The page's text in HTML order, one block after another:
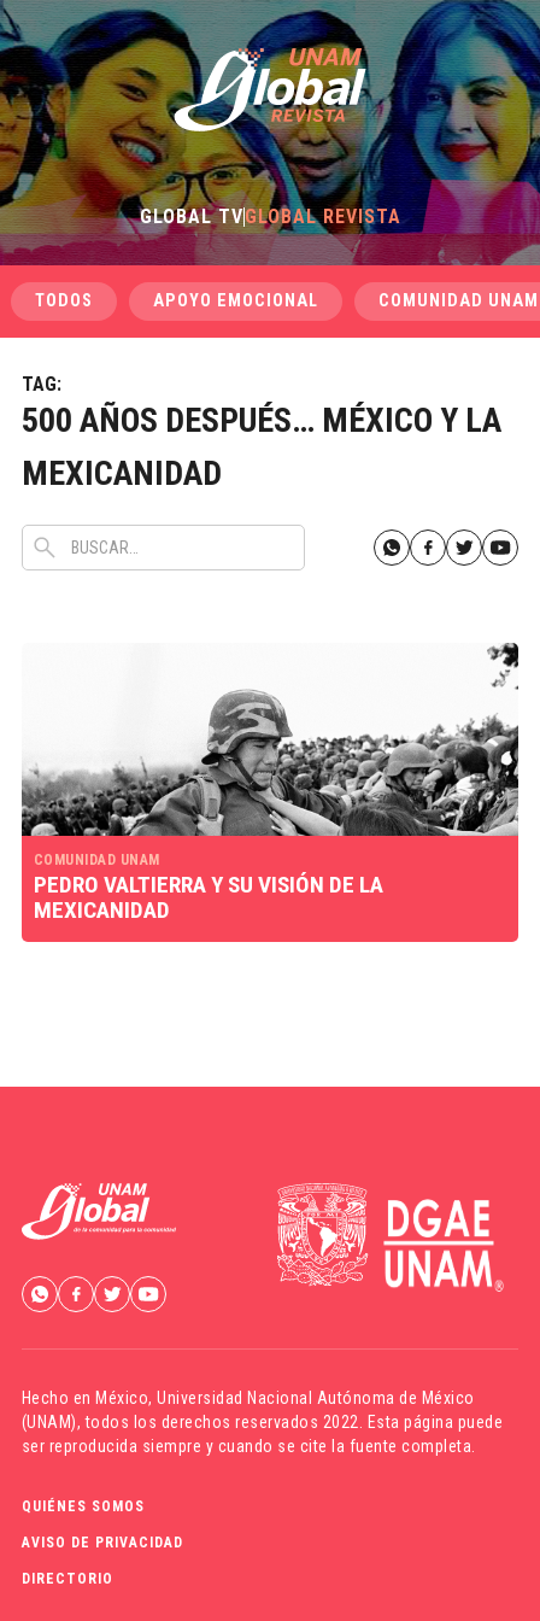
GLOBAL TVGLOBAL REVISTA
TODOS APOYO EMOCIONAL COMUNIDAD UNAM
TAG:
500 AÑOS DESPUÉS… MÉXICO Y LA
MEXICANIDAD
COMUNIDAD UNAM
PEDRO VALTIERRA Y SU VISIÓN DE LA
MEXICANIDAD
Hecho en México,Universidad Nacional Autónoma de México
(UNAM), todos los derechos reservados 2022. Esta página puede
ser reproducida siempre y cuando se cite la fuente completa.
QUIÉNES SOMOS
AVISO DE PRIVACIDAD
DIRECTORIO